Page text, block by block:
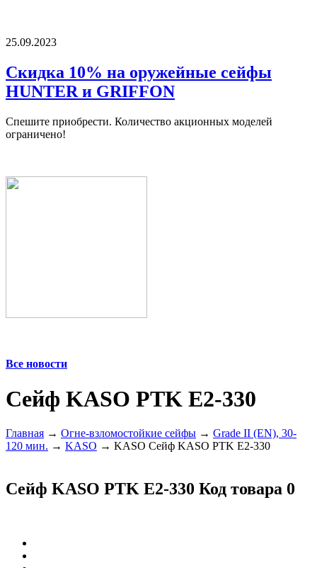
25.09.2023
Скидка 10% на оружейные сейфы
HUNTER и GRIFFON
Спешите приобрести. Количество акционных моделей
ограничено!
Все новости
Cейф KASO PTK E2-330
Главная → Огне-взломостойкие сейфы → Grade II (EN), 30-
120 мин. → KASO → KASO Cейф KASO PTK E2-330
Cейф KASO PTK E2-330 Код товара 0